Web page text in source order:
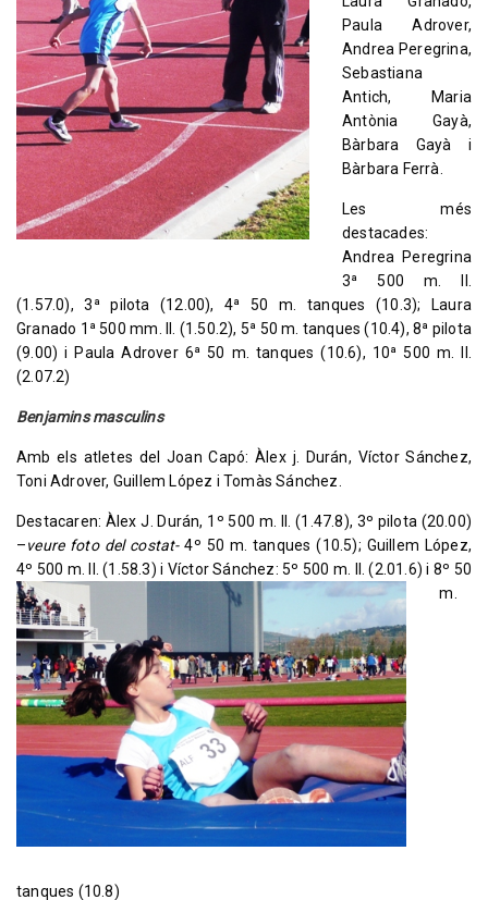
Paula Adrover,
Andrea Peregrina,
Sebastiana
Antich, Maria
Antònia Gayà,
Bàrbara Gayà i
Bàrbara Ferrà.
Les més
destacades:
Andrea Peregrina
3ª 500 m. ll.
(1.57.0), 3ª pilota (12.00), 4ª 50 m. tanques (10.3); Laura
Granado 1ª 500 mm. ll. (1.50.2), 5ª 50 m. tanques (10.4), 8ª pilota
(9.00) i Paula Adrover 6ª 50 m. tanques (10.6), 10ª 500 m. ll.
(2.07.2)
Benjamins masculins
Amb els atletes del Joan Capó: Àlex j. Durán, Víctor Sánchez,
Toni Adrover, Guillem López i Tomàs Sánchez.
Destacaren: Àlex J. Durán, 1º 500 m. ll. (1.47.8), 3º pilota (20.00)
–veure foto del costat-4º 50 m. tanques (10.5); Guillem López,
4º 500 m.
ll. (1.58.3) i Víctor Sánchez: 5º 500 m. ll. (2.01.6) i 8º 50
m.
tanques (10.8)